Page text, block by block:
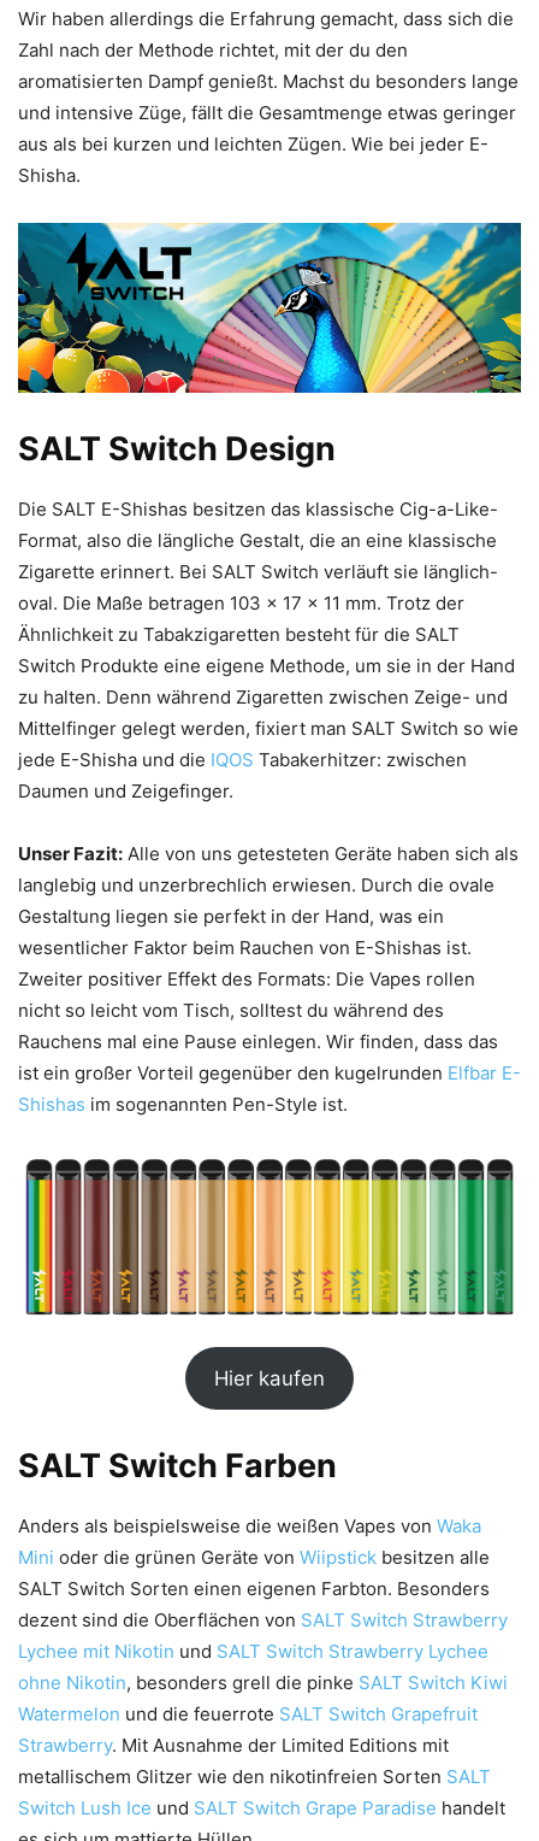
Wir haben allerdings die Erfahrung gemacht, dass sich die
Zahl nach der Methode richtet, mit der du den
aromatisierten Dampf genießt. Machst du besonders lange
und intensive Züge, fällt die Gesamtmenge etwas geringer
aus als bei kurzen und leichten Zügen. Wie bei jeder E-
Shisha.
SALT Switch Design
Die SALT E-Shishas besitzen das klassische Cig-a-Like-
Format, also die längliche Gestalt, die an eine klassische
Zigarette erinnert. Bei SALT Switch verläuft sie länglich-
oval. Die Maße betragen 103 x 17 x 11 mm. Trotz der
Ähnlichkeit zu Tabakzigaretten besteht für die SALT
Switch Produkte eine eigene Methode, um sie in der Hand
zu halten. Denn während Zigaretten zwischen Zeige- und
Mittelfinger gelegt werden, fixiert man SALT Switch so wie
jede E-Shisha und die IQOS Tabakerhitzer: zwischen
Daumen und Zeigefinger.
Unser Fazit: Alle von uns getesteten Geräte haben sich als
langlebig und unzerbrechlich erwiesen. Durch die ovale
Gestaltung liegen sie perfekt in der Hand, was ein
wesentlicher Faktor beim Rauchen von E-Shishas ist.
Zweiter positiver Effekt des Formats: Die Vapes rollen
nicht so leicht vom Tisch, solltest du während des
Rauchens mal eine Pause einlegen. Wir finden, dass das
ist ein großer Vorteil gegenüber den kugelrunden Elfbar E-
Shishas im sogenannten Pen-Style ist.
Hier kaufen
SALT Switch Farben
Anders als beispielsweise die weißen Vapes von Waka
Mini oder die grünen Geräte von Wiipstick besitzen alle
SALT Switch Sorten einen eigenen Farbton. Besonders
dezent sind die Oberflächen von SALT Switch Strawberry
Lychee mit Nikotin und SALT Switch Strawberry Lychee
ohne Nikotin, besonders grell die pinke SALT Switch Kiwi
Watermelon und die feuerrote SALT Switch Grapefruit
Strawberry. Mit Ausnahme der Limited Editions mit
metallischem Glitzer wie den nikotinfreien Sorten SALT
Switch Lush Ice und SALT Switch Grape Paradise handelt